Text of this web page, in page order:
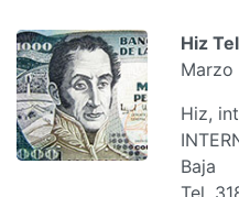
Hiz
Marzo
Hiz,
Baja
Tel.